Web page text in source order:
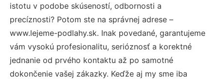
istotu v podobe skúseností, odbornosti a
precíznosti? Potom ste na správnej adrese –
www.lejeme-podlahy.sk. Inak povedané, garantujeme
vám vysokú profesionalitu, serióznosť a korektné
jednanie od prvého kontaktu až po samotné
dokončenie vašej zákazky. Keďže aj my sme iba